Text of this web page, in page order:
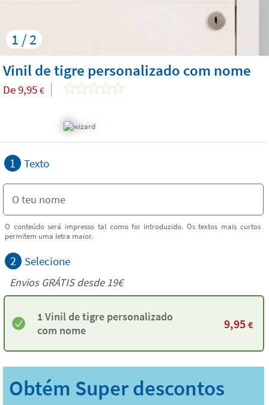
1 / 2
Vinil de tigre personalizado com nome
De9,95 €
1 Texto
O conteúdo será impresso tal como foi introduzido. Os textos mais curtos
permitem uma letra maior.
2 Selecione
Envios GRÁTIS desde 19€
1 Vinil de tigre personalizado
com nome
9,95 €